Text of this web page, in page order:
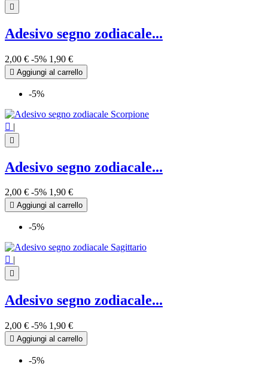

Adesivo segno zodiacale...
2,00 € -5% 1,90 €
 Aggiungi al carrello
-5%
 |

Adesivo segno zodiacale...
2,00 € -5% 1,90 €
 Aggiungi al carrello
-5%


Adesivo segno zodiacale...
2,00 € -5% 1,90 €
 Aggiungi al carrello
-5%